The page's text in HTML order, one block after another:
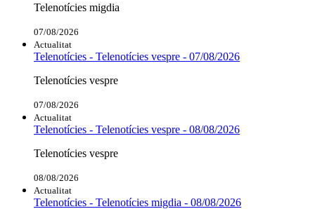
Telenotícies migdia
07/08/2026
Actualitat
Telenotícies - Telenotícies vespre - 07/08/2026
Telenotícies vespre
07/08/2026
Actualitat
Telenotícies - Telenotícies vespre - 08/08/2026
Telenotícies vespre
08/08/2026
Actualitat
Telenotícies - Telenotícies migdia - 08/08/2026